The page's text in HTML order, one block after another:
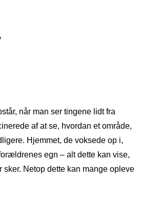
når man ser tingene lidt fra
af at se, hvordan et område,
Hjemmet, de voksede op i,
egn – alt dette kan vise,
sker. Netop dette kan mange opleve